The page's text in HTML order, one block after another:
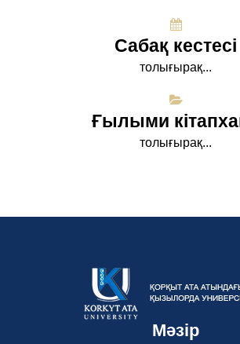
Сабақ кестесі
толығырақ...
Ғылыми
толығырақ...
Мәзір